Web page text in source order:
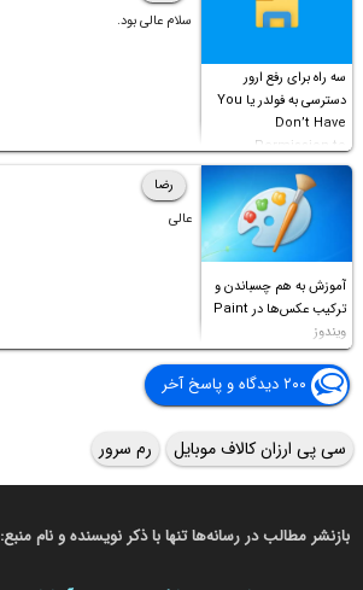
سه راه برای رفع ارور
دسترسی به فولدر یا You
Don’t Have
Permission to
Access this folder
سلام عالی بود.
آموزش به هم چسباندن و
ترکیب عکس‌ها در Paint
ویندوز
رضا
عالی
۲۰۰ دیدگاه و پاسخ آخر
سی پی ارزان کالاف موبایل رم سرور
بازنشر مطالب در رسانه‌ها تنها با ذکر نویسنده و نام منبع: